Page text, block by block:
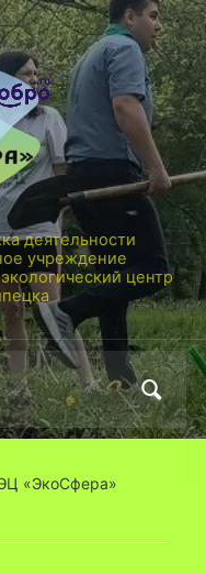
деятельности
учреждение
центр
«ЭкоСфера»